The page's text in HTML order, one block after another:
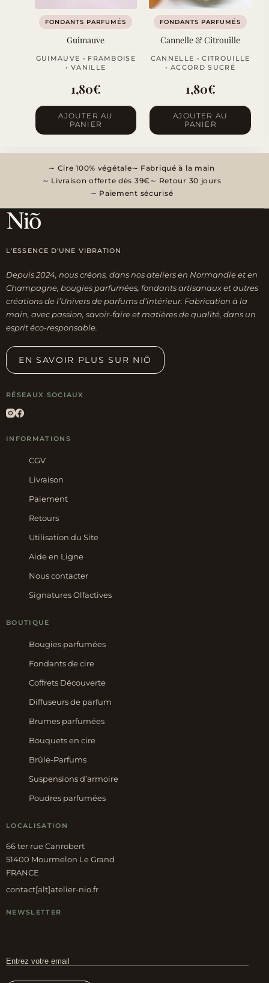
FONDANTS PARFUMÉS
Guimauve
GUIMAUVE • FRAMBOISE
• VANILLE
1,80€
AJOUTER AU
PANIER
FONDANTS PARFUMÉS
Cannelle & Citrouille
CANNELLE • CITROUILLE
• ACCORD SUCRÉ
1,80€
AJOUTER AU
PANIER
Cire 100% végétale
Fabriqué à la main
Livraison offerte dès 39€
Retour 30 jours
Paiement sécurisé
L'ESSENCE D'UNE VIBRATION
Depuis 2024, nous créons, dans nos ateliers en Normandie et en
Champagne, bougies parfumées, fondants artisanaux et autres
créations de l’Univers de parfums d’intérieur. Fabrication à la
main, avec passion, savoir-faire et matières de qualité, dans un
esprit éco-responsable.
EN SAVOIR PLUS SUR NIÕ
RÉSEAUX SOCIAUX
INFORMATIONS
CGV
Livraison
Paiement
Retours
Utilisation du Site
Aide en Ligne
Nous contacter
Signatures Olfactives
BOUTIQUE
Bougies parfumées
Fondants de cire
Coffrets Découverte
Diffuseurs de parfum
Brumes parfumées
Bouquets en cire
Brûle-Parfums
Suspensions d’armoire
Poudres parfumées
LOCALISATION
66 ter rue Canrobert
51400 Mourmelon Le Grand
FRANCE
contact[alt]atelier-nio.fr
NEWSLETTER